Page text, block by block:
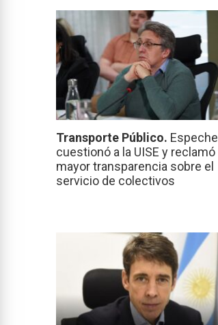
Transporte Público. Espeche
cuestionó a la UISE y reclamó
mayor transparencia sobre el
servicio de colectivos